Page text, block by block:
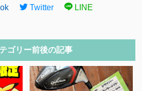
Twitter LINE
ゴリー前後の記事